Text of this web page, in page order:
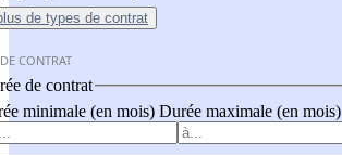
de types de contrat
CONTRAT
de contrat
minimale (en mois) Durée maximale (en mois)